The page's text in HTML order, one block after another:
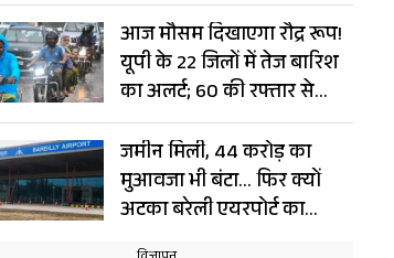
आज मौसम दिखाएगा रौद्र रूप!
यूपी के 22 जिलों में तेज बारिश
का अलर्ट; 60 की रफ्तार से
चलेंगी हवाएं
जमीन मिली, 44 करोड़ का
मुआवजा भी बंटा… फिर क्यों
अटका बरेली एयरपोर्ट का
विस्तार?